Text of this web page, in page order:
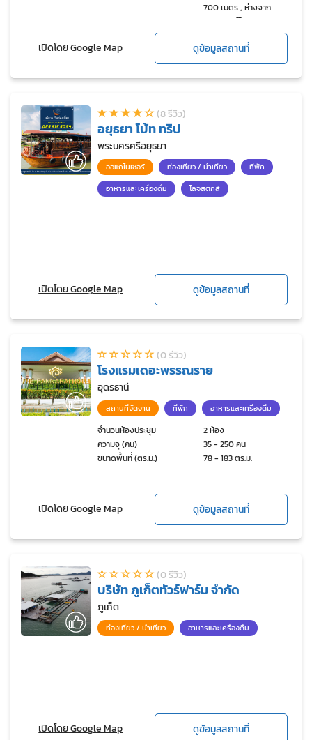
700 เมตร , ห่างจาก
เดอะมอลล์โคราช 1.5 กม
เปิดโดย Google Map ดูข้อมูลสถานที่
(8 รีวิว)
อยุธยา โบ้ท ทริป
พระนครศรีอยุธยา
ออแกไนเซอร์ ท่องเที่ยว / นำเที่ยว
ที่พัก
อาหารและเครื่องดื่ม
โลจิสติกส์
เปิดโดย Google Map ดูข้อมูลสถานที่
(0 รีวิว)
โรงแรมเดอะพรรณราย
อุดรธานี
สถานที่จัดงาน ที่พัก อาหารและเครื่องดื่ม
จำนวนห้องประชุม
2 ห้อง
ความจุ (คน)
35 - 250 คน
ขนาดพื้นที่ (ตร.ม.)
78 - 183 ตร.ม.
เปิดโดย Google Map ดูข้อมูลสถานที่
(0 รีวิว)
บริษัท ภูเก็ตทัวร์ฟาร์ม จำกัด
ภูเก็ต
ท่องเที่ยว / นำเที่ยว อาหารและเครื่องดื่ม
เปิดโดย Google Map ดูข้อมูลสถานที่